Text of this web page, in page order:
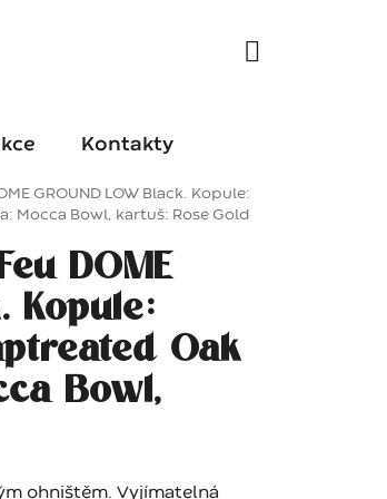
Kontakty
GROUND LOW Black. Kopule:
Mocca Bowl, kartuš: Rose Gold
DOME
Kopule:
Oak
Bowl,
ohništěm. Vyjímatelná